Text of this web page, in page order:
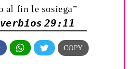
al fin le sosiega”
29:11